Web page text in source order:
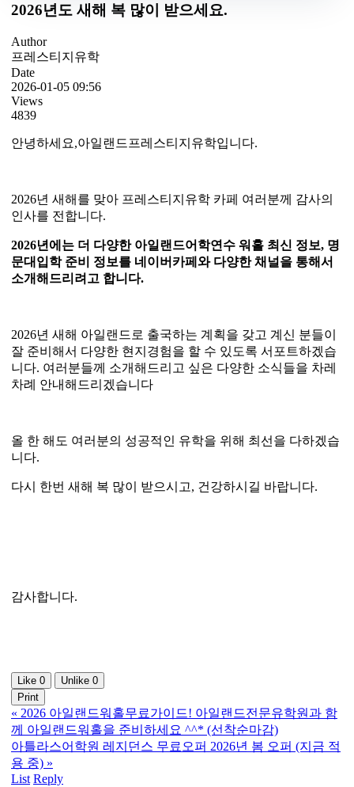
2026년도 새해 복 많이 받으세요.
Author
프레스티지유학
Date
2026-01-05 09:56
Views
4839
안녕하세요,아일랜드프레스티지유학입니다.
2026년 새해를 맞아 프레스티지유학 카페 여러분께 감사의
인사를 전합니다.
2026년에는 더 다양한 아일랜드어학연수 워홀 최신 정보, 명
문대입학 준비 정보를 네이버카페와 다양한 채널을 통해서
소개해드리려고 합니다.
2026년 새해 아일랜드로 출국하는 계획을 갖고 계신 분들이
잘 준비해서 다양한 현지경험을 할 수 있도록 서포트하겠습
니다. 여러분들께 소개해드리고 싶은 다양한 소식들을 차레
차례 안내해드리겠습니다
올 한 해도 여러분의 성공적인 유학을 위해 최선을 다하겠습
니다.
다시 한번 새해 복 많이 받으시고, 건강하시길 바랍니다.
감사합니다.
Like 0 Unlike 0
Print
« 2026 아일랜드워홀무료가이드! 아일랜드전문유학원과 함
께 아일랜드워홀을 준비하세요 ^^* (선착순마감)
아틀라스어학원 레지던스 무료오퍼 2026년 봄 오퍼 (지금 적
용 중) »
List Reply